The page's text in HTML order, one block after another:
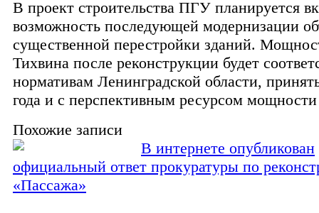
В проект строительства ПГУ планируется
возможность последующей модернизации
существенной перестройки зданий.
Тихвина после реконструкции будет
нормативам Ленинградской области,
года и с перспективным ресурсом мощности
Похожие записи
В интернете опубликован
официальный ответ прокуратуры по
«Пассажа»